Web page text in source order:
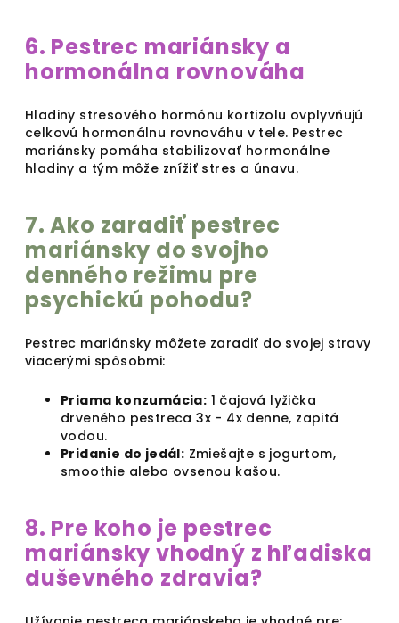
6. Pestrec mariánsky a
hormonálna rovnováha
Hladiny stresového hormónu kortizolu ovplyvňujú
celkovú hormonálnu rovnováhu v tele. Pestrec
mariánsky pomáha stabilizovať hormonálne
hladiny a tým môže znížiť stres a únavu.
7. Ako zaradiť pestrec
mariánsky do svojho
denného režimu pre
psychickú pohodu?
Pestrec mariánsky môžete zaradiť do svojej stravy
viacerými spôsobmi:
Priama konzumácia: 1 čajová lyžička
drveného pestreca 3x - 4x denne, zapitá
vodou.
Pridanie do jedál: Zmiešajte s jogurtom,
smoothie alebo ovsenou kašou.
8. Pre koho je pestrec
mariánsky vhodný z hľadiska
duševného zdravia?